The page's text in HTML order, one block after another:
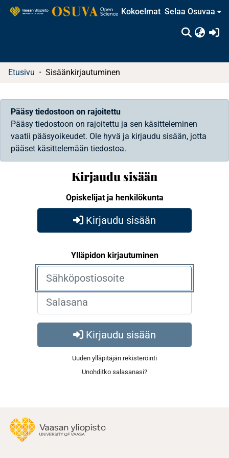
Kokoelmat Selaa Osuvaa
Etusivu Sisäänkirjautuminen
Pääsy tiedostoon on rajoitettu
Pääsy tiedostoon on rajoitettu ja sen käsitteleminen
vaatii pääsyoikeudet. Ole hyvä ja kirjaudu sisään, jotta
pääset käsittelemään tiedostoa.
Kirjaudu sisään
Opiskelijat ja henkilökunta
Kirjaudu sisään
Ylläpidon kirjautuminen
Kirjaudu sisään
Uuden ylläpitäjän rekisteröinti
Unohditko salasanasi?